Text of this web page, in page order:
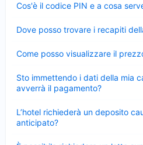
Cos'è il codice PIN e a cosa
chiuso
Dove posso trovare i recapiti
chiuso
Come posso visualizzare il
chiuso
Sto immettendo i dati della mia
avverrà il pagamento?
chiuso
L’hotel richiederà un deposito
anticipato?
chiuso
Elemento